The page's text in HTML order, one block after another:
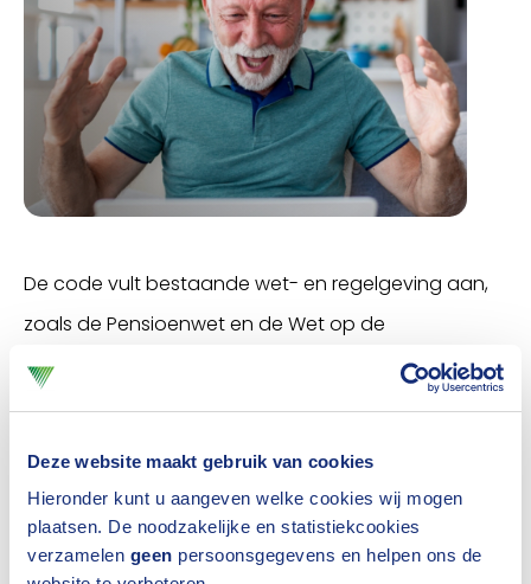
Deze website maakt gebruik van cookies
Hieronder kunt u aangeven welke cookies wij mogen
plaatsen. De noodzakelijke en statistiekcookies
verzamelen geen persoonsgegevens en helpen ons de
De code vult bestaande wet- en regelgeving aan,
zoals de Pensioenwet en de Wet op de
ondernemingsraden (WOR). Zo worden aanvullende
rechten toegekend aan ondernemingsraden en
bevat de code nadere verplichtingen voor
verzekeraars en werkgevers.